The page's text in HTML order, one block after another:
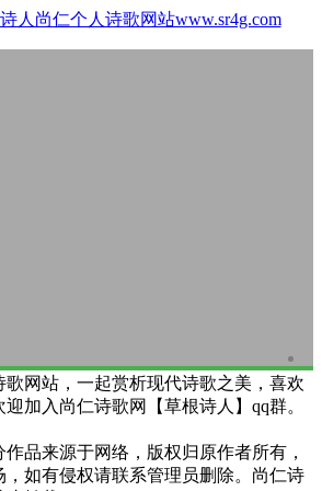
人尚仁个人诗歌网站www.sr4g.com
歌网站，一起赏析现代诗歌之美，喜欢
加入尚仁诗歌网【草根诗人】qq群。
品来源于网络，版权归原作者所有，
，如有侵权请联系管理员删除。尚仁诗